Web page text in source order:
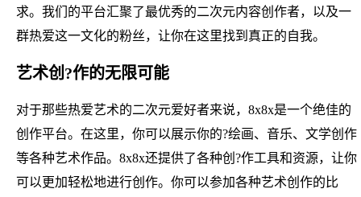
求。我们的平台汇聚了最优秀的二次元内容创作者，以及一
群热爱这一文化的粉丝，让你在这里找到真正的自我。
艺术创?作的无限可能
对于那些热爱艺术的二次元爱好者来说，8x8x是一个绝佳的
创作平台。在这里，你可以展示你的?绘画、音乐、文学创作
等各种艺术作品。8x8x还提供了各种创?作工具和资源，让你
可以更加轻松地进行创作。你可以参加各种艺术创作的比